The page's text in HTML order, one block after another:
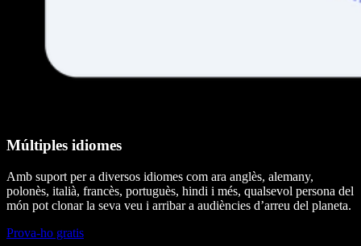
Múltiples idiomes
Amb suport per a diversos idiomes com ara anglès, alemany,
polonès, italià, francès, portuguès, hindi i més, qualsevol persona del
món pot clonar la seva veu i arribar a audiències d’arreu del planeta.
Prova-ho gratis